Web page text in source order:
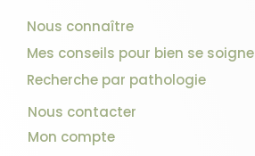
Nous connaître
Mes conseils pour bien se
Recherche par pathologie
Nous contacter
Mon compte